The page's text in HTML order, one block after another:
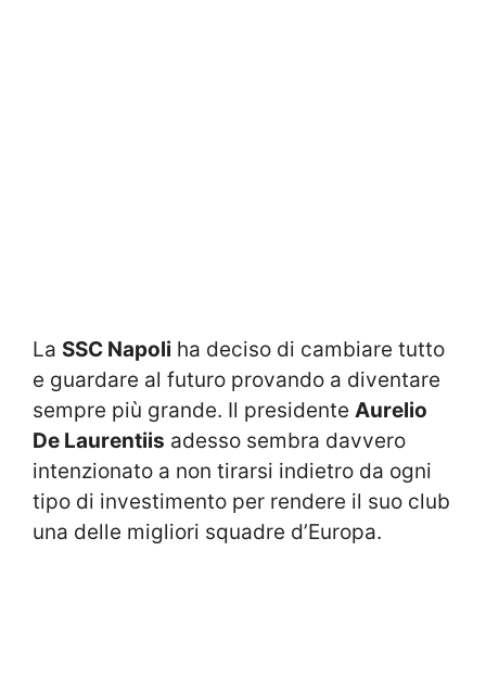
La SSC Napoli ha deciso di cambiare tutto
e guardare al futuro provando a diventare
sempre più grande. Il presidente Aurelio
De Laurentiis adesso sembra davvero
intenzionato a non tirarsi indietro da ogni
tipo di investimento per rendere il suo club
una delle migliori squadre d’Europa.